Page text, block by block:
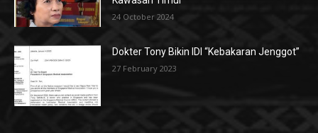
24 October 2024
Dokter Tony Bikin IDI “Kebakaran Jenggot”
27 February 2023